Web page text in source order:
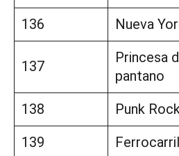
136
Nueva
137
Princesa
pantano
138 Punk
139
Ferrocarril